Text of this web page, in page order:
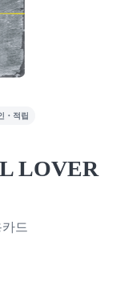
・적립
LOVER
드